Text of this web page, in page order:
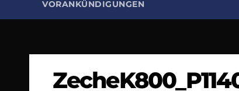
VORANKÜNDIGUNGEN